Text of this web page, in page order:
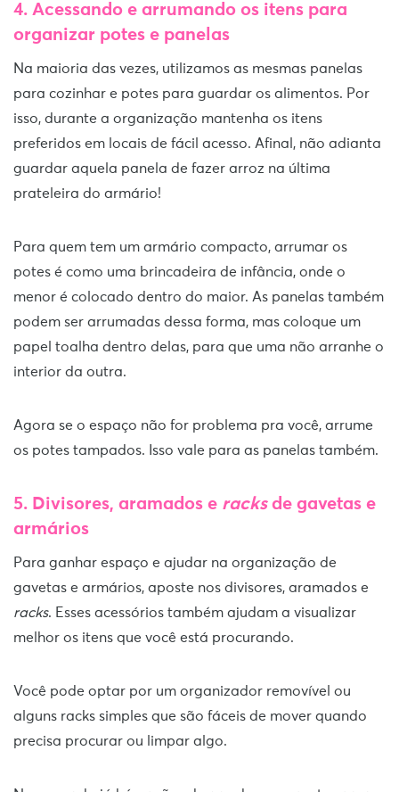
4. Acessando e arrumando os itens para
organizar potes e panelas
Na maioria das vezes, utilizamos as mesmas panelas
para cozinhar e potes para guardar os alimentos. Por
isso, durante a organização mantenha os itens
preferidos em locais de fácil acesso. Afinal, não adianta
guardar aquela panela de fazer arroz na última
prateleira do armário!
Para quem tem um armário compacto, arrumar os
potes é como uma brincadeira de infância, onde o
menor é colocado dentro do maior. As panelas também
podem ser arrumadas dessa forma, mas coloque um
papel toalha dentro delas, para que uma não arranhe o
interior da outra.
Agora se o espaço não for problema pra você, arrume
os potes tampados. Isso vale para as panelas também.
5. Divisores, aramados e racksde gavetas e
armários
Para ganhar espaço e ajudar na organização de
gavetas e armários, aposte nos divisores, aramados e
racks. Esses acessórios também ajudam a visualizar
melhor os itens que você está procurando.
Você pode optar por um organizador removível ou
alguns racks simples que são fáceis de mover quando
precisa procurar ou limpar algo.